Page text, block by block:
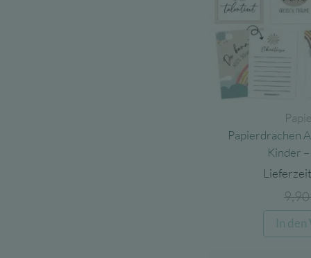
Papierdrachen
Kinder
In